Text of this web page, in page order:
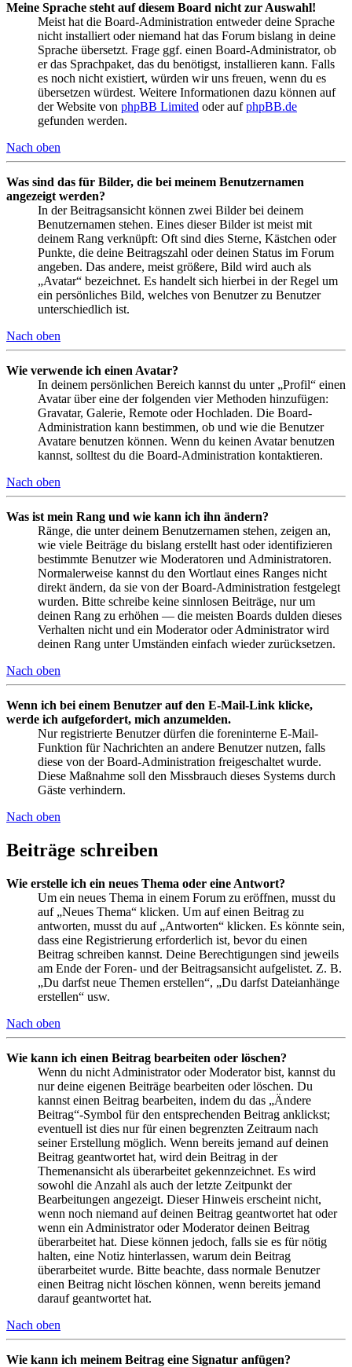
Meine Sprache steht auf diesem Board nicht zur Auswahl!
Meist hat die Board-Administration entweder deine Sprache
nicht installiert oder niemand hat das Forum bislang in deine
Sprache übersetzt. Frage ggf. einen Board-Administrator, ob
er das Sprachpaket, das du benötigst, installieren kann. Falls
es noch nicht existiert, würden wir uns freuen, wenn du es
übersetzen würdest. Weitere Informationen dazu können auf
der Website von phpBB Limited oder aufphpBB.de
gefunden werden.
Nach oben
Was sind das für Bilder, die bei meinem Benutzernamen
angezeigt werden?
In der Beitragsansicht können zwei Bilder bei deinem
Benutzernamen stehen. Eines dieser Bilder ist meist mit
deinem Rang verknüpft: Oft sind dies Sterne, Kästchen oder
Punkte, die deine Beitragszahl oder deinen Status im Forum
angeben. Das andere, meist größere, Bild wird auch als
„Avatar“ bezeichnet. Es handelt sich hierbei in der Regel um
ein persönliches Bild, welches von Benutzer zu Benutzer
unterschiedlich ist.
Nach oben
Wie verwende ich einen Avatar?
In deinem persönlichen Bereich kannst du unter „Profil“ einen
Avatar über eine der folgenden vier Methoden hinzufügen:
Gravatar, Galerie, Remote oder Hochladen. Die Board-
Administration kann bestimmen, ob und wie die Benutzer
Avatare benutzen können. Wenn du keinen Avatar benutzen
kannst, solltest du die Board-Administration kontaktieren.
Nach oben
Was ist mein Rang und wie kann ich ihn ändern?
Ränge, die unter deinem Benutzernamen stehen, zeigen an,
wie viele Beiträge du bislang erstellt hast oder identifizieren
bestimmte Benutzer wie Moderatoren und Administratoren.
Normalerweise kannst du den Wortlaut eines Ranges nicht
direkt ändern, da sie von der Board-Administration festgelegt
wurden. Bitte schreibe keine sinnlosen Beiträge, nur um
deinen Rang zu erhöhen — die meisten Boards dulden dieses
Verhalten nicht und ein Moderator oder Administrator wird
deinen Rang unter Umständen einfach wieder zurücksetzen.
Nach oben
Wenn ich bei einem Benutzer auf den E-Mail-Link klicke,
werde ich aufgefordert, mich anzumelden.
Nur registrierte Benutzer dürfen die foreninterne E-Mail-
Funktion für Nachrichten an andere Benutzer nutzen, falls
diese von der Board-Administration freigeschaltet wurde.
Diese Maßnahme soll den Missbrauch dieses Systems durch
Gäste verhindern.
Nach oben
Beiträge schreiben
Wie erstelle ich ein neues Thema oder eine Antwort?
Um ein neues Thema in einem Forum zu eröffnen, musst du
auf „Neues Thema“ klicken. Um auf einen Beitrag zu
antworten, musst du auf „Antworten“ klicken. Es könnte sein,
dass eine Registrierung erforderlich ist, bevor du einen
Beitrag schreiben kannst. Deine Berechtigungen sind jeweils
am Ende der Foren- und der Beitragsansicht aufgelistet. Z. B.
„Du darfst neue Themen erstellen“, „Du darfst Dateianhänge
erstellen“ usw.
Nach oben
Wie kann ich einen Beitrag bearbeiten oder löschen?
Wenn du nicht Administrator oder Moderator bist, kannst du
nur deine eigenen Beiträge bearbeiten oder löschen. Du
kannst einen Beitrag bearbeiten, indem du das „Ändere
Beitrag“-Symbol für den entsprechenden Beitrag anklickst;
eventuell ist dies nur für einen begrenzten Zeitraum nach
seiner Erstellung möglich. Wenn bereits jemand auf deinen
Beitrag geantwortet hat, wird dein Beitrag in der
Themenansicht als überarbeitet gekennzeichnet. Es wird
sowohl die Anzahl als auch der letzte Zeitpunkt der
Bearbeitungen angezeigt. Dieser Hinweis erscheint nicht,
wenn noch niemand auf deinen Beitrag geantwortet hat oder
wenn ein Administrator oder Moderator deinen Beitrag
überarbeitet hat. Diese können jedoch, falls sie es für nötig
halten, eine Notiz hinterlassen, warum dein Beitrag
überarbeitet wurde. Bitte beachte, dass normale Benutzer
einen Beitrag nicht löschen können, wenn bereits jemand
darauf geantwortet hat.
Nach oben
Wie kann ich meinem Beitrag eine Signatur anfügen?